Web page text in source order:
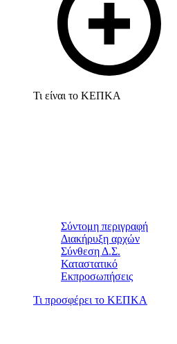
Τι είναι το ΚΕΠΚΑ
Σύντομη περιγραφή
Διακήρυξη αρχών
Σύνθεση Δ.Σ.
Καταστατικό
Εκπροσωπήσεις
Τι προσφέρει το ΚΕΠΚΑ